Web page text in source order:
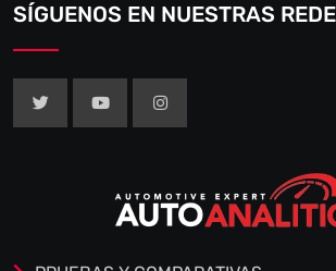
SÍGUENOS EN NUESTRAS